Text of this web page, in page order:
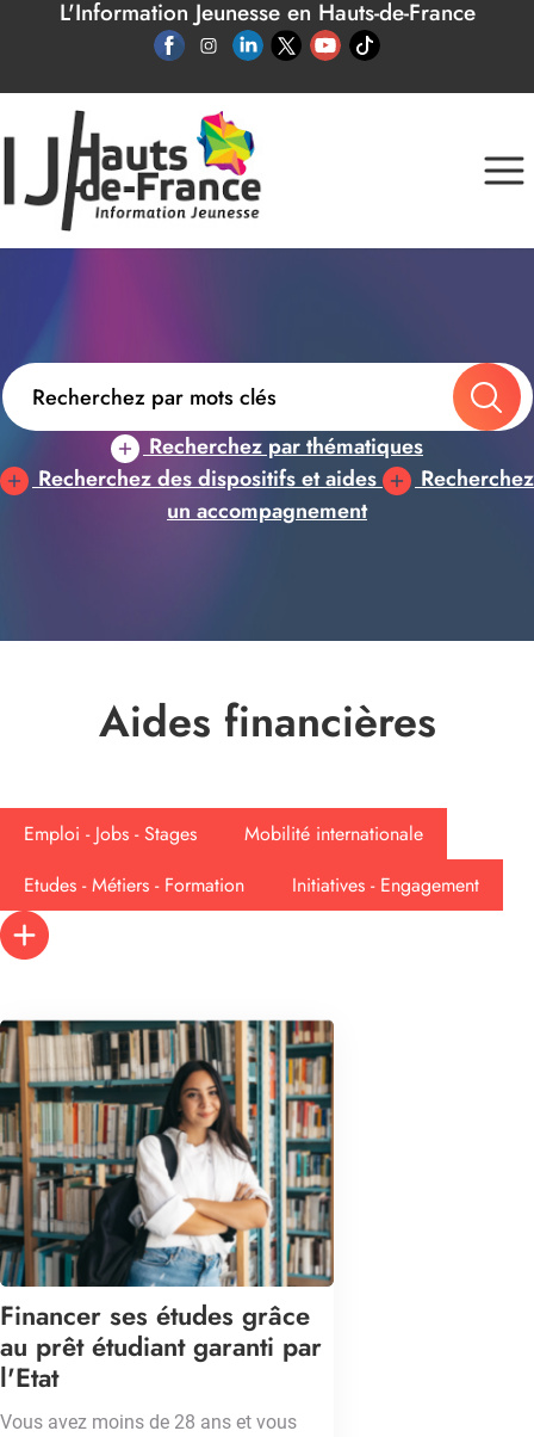
Panneau de gestion des cookies
L'Information Jeunesse en Hauts-de-France
Recherchez par thématiques
Recherchez des dispositifs et aides
Recherchez
un accompagnement
Aides financières
Emploi - Jobs - Stages
Mobilité internationale
Etudes - Métiers - Formation
Initiatives - Engagement
Financer ses études grâce
au prêt étudiant garanti par
l'Etat
Vous avez moins de 28 ans et vous